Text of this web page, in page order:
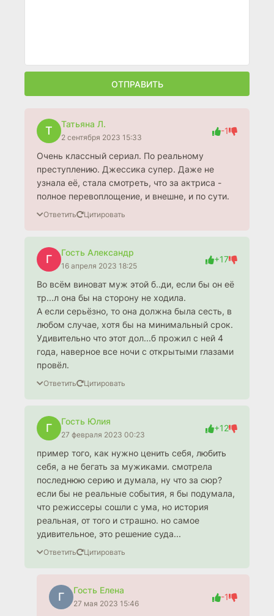
ОТПРАВИТЬ
Т
Татьяна Л.
2 сентября 2023 15:33
-1
Очень классный сериал. По реальному
преступлению. Джессика супер. Даже не
узнала её, стала смотреть, что за актриса -
полное перевоплощение, и внешне, и по сути.
Ответить Цитировать
Г
Гость Александр
16 апреля 2023 18:25
+17
Во всём виноват муж этой б..ди, если бы он её
тр...л она бы на сторону не ходила.
А если серьёзно, то она должна была сесть, в
любом случае, хотя бы на минимальный срок.
Удивительно что этот дол...б прожил с ней 4
года, наверное все ночи с открытыми глазами
провёл.
Ответить Цитировать
Г
Гость Юлия
27 февраля 2023 00:23
+12
пример того, как нужно ценить себя, любить
себя, а не бегать за мужиками. смотрела
последнюю серию и думала, ну что за сюр?
если бы не реальные события, я бы подумала,
что режиссеры сошли с ума, но история
реальная, от того и страшно. но самое
удивительное, это решение суда...
Ответить Цитировать
Г
Гость Елена
27 мая 2023 15:46
-1